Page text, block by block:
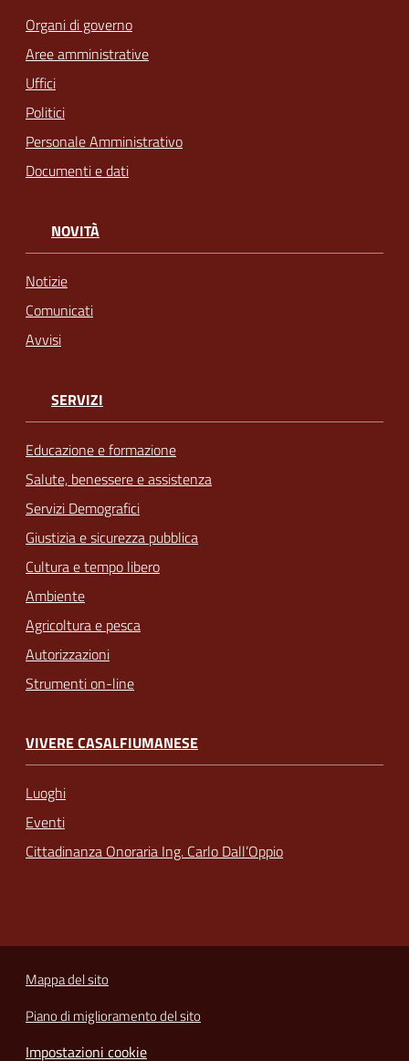
Organi di governo
Aree amministrative
Uffici
Politici
Personale Amministrativo
Documenti e dati
NOVITÀ
Notizie
Comunicati
Avvisi
SERVIZI
Educazione e formazione
Salute, benessere e assistenza
Servizi Demografici
Giustizia e sicurezza pubblica
Cultura e tempo libero
Ambiente
Agricoltura e pesca
Autorizzazioni
Strumenti on-line
VIVERE CASALFIUMANESE
Luoghi
Eventi
Cittadinanza Onoraria Ing. Carlo Dall’Oppio
Mappa del sito
Piano di miglioramento del sito
Impostazioni cookie